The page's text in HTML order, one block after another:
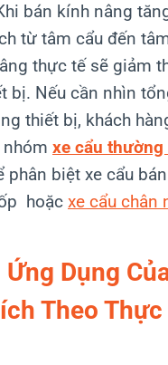
bán kính nâng
từ tâm cẩu đến
thực tế sẽ giảm
bị. Nếu cần nhìn
thiết bị, khách
xe cẩu
phân biệt xe cẩu
hoặc xe cẩu chân
Dụng
Theo Thực